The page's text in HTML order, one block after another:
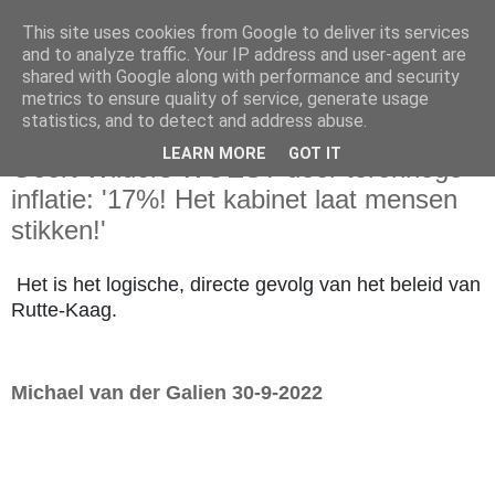
vrijdag 30 september 2022
Geert Wilders WOEST door torenhoge
inflatie: '17%! Het kabinet laat mensen
stikken!'
Het is het logische, directe gevolg van het beleid van
Rutte-Kaag.
Michael van der Galien 30-9-2022
This site uses cookies from Google to deliver its services
and to analyze traffic. Your IP address and user-agent are
shared with Google along with performance and security
metrics to ensure quality of service, generate usage
statistics, and to detect and address abuse.
LEARN MORE GOT IT